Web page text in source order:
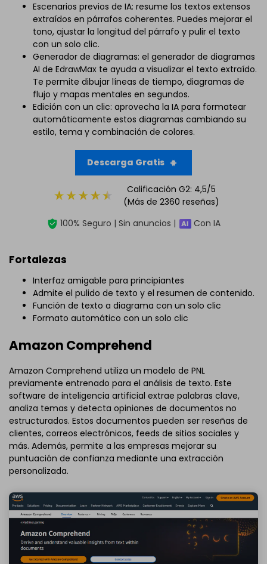
Escenarios previos de IA: resume los textos extensos
extraídos en párrafos coherentes. Puedes mejorar el
tono, ajustar la longitud del párrafo y pulir el texto
con un solo clic.
Generador de diagramas: el generador de diagramas
AI de EdrawMax te ayuda a visualizar el texto extraído.
Te permite dibujar líneas de tiempo, diagramas de
flujo y mapas mentales en segundos.
Edición con un clic: aprovecha la IA para formatear
automáticamente estos diagramas cambiando su
estilo, tema y combinación de colores.
Descarga Gratis
Calificación G2: 4,5/5
(Más de 2360 reseñas)
100% Seguro | Sin anuncios |
Con IA
Fortalezas
Interfaz amigable para principiantes
Admite el pulido de texto y el resumen de contenido.
Función de texto a diagrama con un solo clic
Formato automático con un solo clic
Amazon Comprehend
Amazon Comprehend utiliza un modelo de PNL
previamente entrenado para el análisis de texto. Este
software de inteligencia artificial extrae palabras clave,
analiza temas y detecta opiniones de documentos no
estructurados. Estos documentos pueden ser reseñas de
clientes, correos electrónicos, feeds de sitios sociales y
más. Además, permite a las empresas mejorar su
puntuación de confianza mediante una extracción
personalizada.